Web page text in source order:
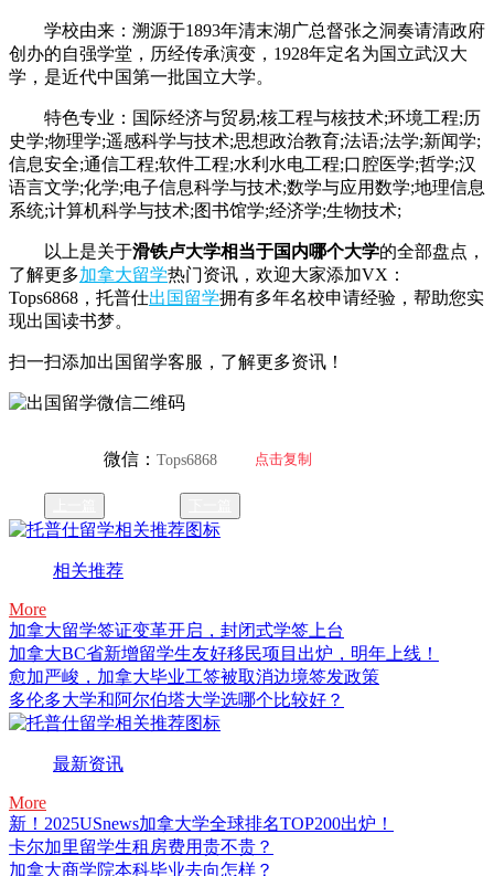
学校由来：溯源于1893年清末湖广总督张之洞奏请清政府
创办的自强学堂，历经传承演变，1928年定名为国立武汉大
学，是近代中国第一批国立大学。
特色专业：国际经济与贸易;核工程与核技术;环境工程;历
史学;物理学;遥感科学与技术;思想政治教育;法语;法学;新闻学;
信息安全;通信工程;软件工程;水利水电工程;口腔医学;哲学;汉
语言文学;化学;电子信息科学与技术;数学与应用数学;地理信息
系统;计算机科学与技术;图书馆学;经济学;生物技术;
以上是关于滑铁卢大学相当于国内哪个大学的全部盘点，
了解更多加拿大留学热门资讯，欢迎大家添加VX：
Tops6868，托普仕出国留学拥有多年名校申请经验，帮助您实
现出国读书梦。
扫一扫添加出国留学客服，了解更多资讯！
微信：Tops6868 点击复制
相关推荐
More
加拿大留学签证变革开启，封闭式学签上台
加拿大BC省新增留学生友好移民项目出炉，明年上线！
愈加严峻，加拿大毕业工签被取消边境签发政策
多伦多大学和阿尔伯塔大学选哪个比较好？
最新资讯
More
新！2025USnews加拿大学全球排名TOP200出炉！
卡尔加里留学生租房费用贵不贵？
加拿大商学院本科毕业去向怎样？